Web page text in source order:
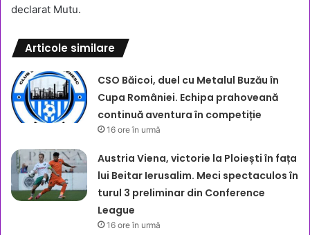
declarat Mutu.
Articole similare
CSO Băicoi, duel cu Metalul Buzău în
Cupa României. Echipa prahoveană
continuă aventura în competiție
16 ore în urmă
Austria Viena, victorie la Ploiești în fața
lui Beitar Ierusalim. Meci spectaculos în
turul 3 preliminar din Conference
League
16 ore în urmă